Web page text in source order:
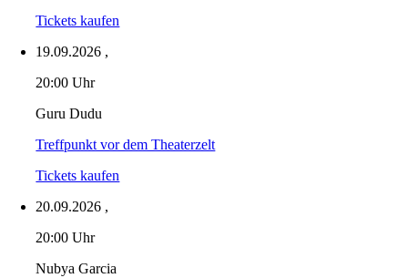
Tickets kaufen
19.09.2026 ,
20:00 Uhr
Guru Dudu
Treffpunkt vor dem Theaterzelt
Tickets kaufen
20.09.2026 ,
20:00 Uhr
Nubya Garcia